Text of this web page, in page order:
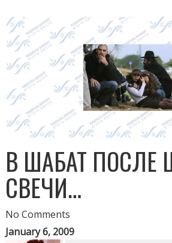
В ШАБАТ ПОСЛЕ
СВЕЧИ…
No Comments
January 6, 2009